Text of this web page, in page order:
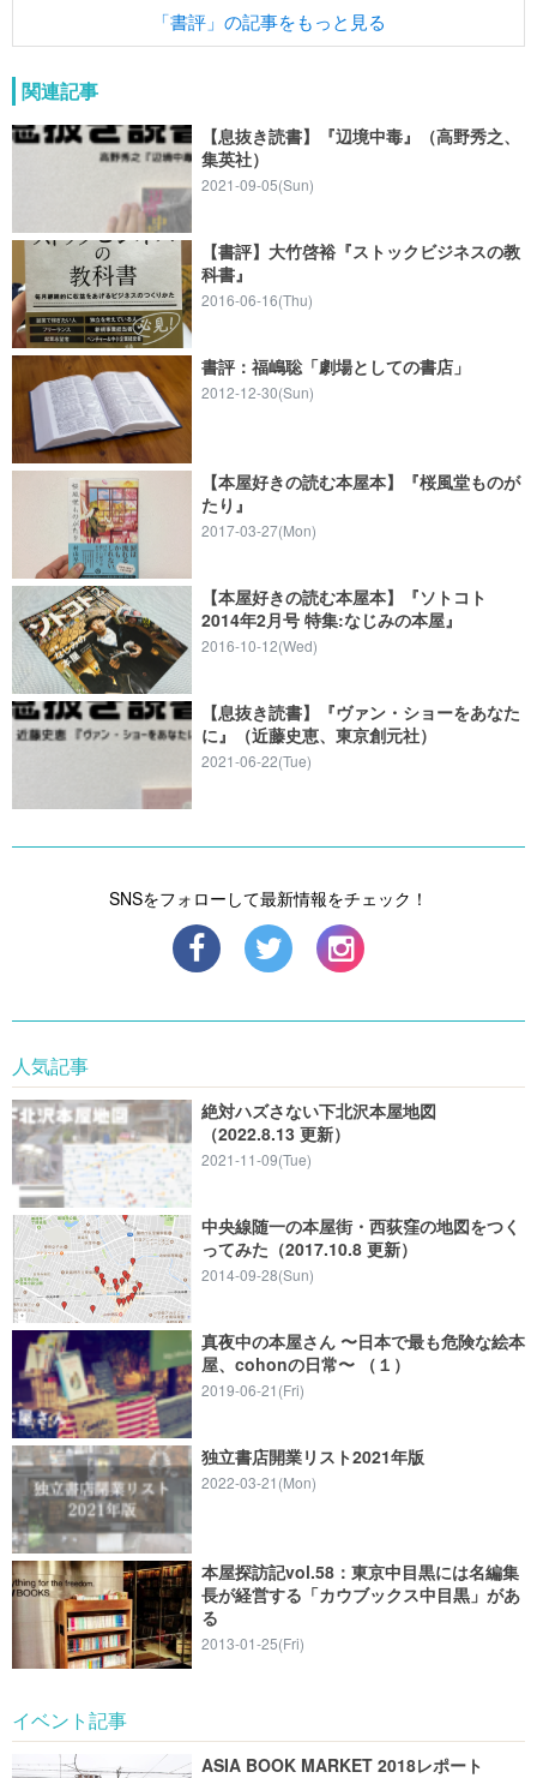
「書評」の記事をもっと見る
関連記事
【息抜き読書】『辺境中毒』（高野秀之、
集英社）
2021-09-05(Sun)
【書評】大竹啓裕『ストックビジネスの教
科書』
2016-06-16(Thu)
書評：福嶋聡「劇場としての書店」
2012-12-30(Sun)
【本屋好きの読む本屋本】『桜風堂ものが
たり』
2017-03-27(Mon)
【本屋好きの読む本屋本】『ソトコト
2014年2月号 特集:なじみの本屋』
2016-10-12(Wed)
【息抜き読書】『ヴァン・ショーをあなた
に』（近藤史恵、東京創元社）
2021-06-22(Tue)
SNSをフォローして最新情報をチェック！
人気記事
絶対ハズさない下北沢本屋地図
（2022.8.13 更新）
2021-11-09(Tue)
中央線随一の本屋街・西荻窪の地図をつく
ってみた（2017.10.8 更新）
2014-09-28(Sun)
真夜中の本屋さん 〜日本で最も危険な絵本
屋、cohonの日常〜 （１）
2019-06-21(Fri)
独立書店開業リスト2021年版
2022-03-21(Mon)
本屋探訪記vol.58：東京中目黒には名編集
長が経営する「カウブックス中目黒」があ
る
2013-01-25(Fri)
イベント記事
ASIA BOOK MARKET 2018レポート